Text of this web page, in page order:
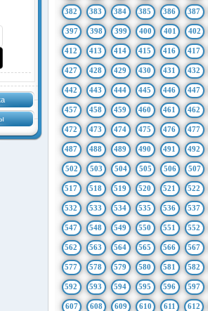
382 383 384 385 386 387
397 398 399 400 401 402
412 413 414 415 416 417
427 428 429 430 431 432
442 443 444 445 446 447
457 458 459 460 461 462
472 473 474 475 476 477
487 488 489 490 491 492
502 503 504 505 506 507
517 518 519 520 521 522
532 533 534 535 536 537
547 548 549 550 551 552
562 563 564 565 566 567
577 578 579 580 581 582
592 593 594 595 596 597
607 608 609 610 611 612